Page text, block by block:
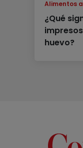
Alimentos
¿Qué
huevo?